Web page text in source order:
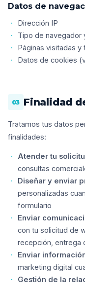
Datos de
Dirección IP
Tipo de navegador
Páginas visitadas
Datos de cookies
03 Finalidad
Tratamos tus datos
finalidades:
Atender tu
consultas
Diseñar y enviar
personalizadas
formulario
Enviar
con tu solicitud de
recepción, entrega
Enviar
marketing digital
Gestión de la